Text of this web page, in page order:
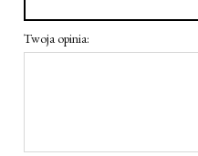
Twoja opinia: